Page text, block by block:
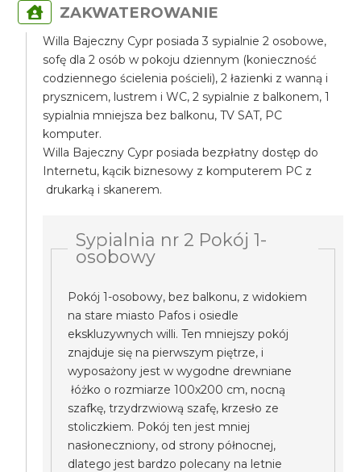
ZAKWATEROWANIE
Willa Bajeczny Cypr posiada 3 sypialnie 2 osobowe,
sofę dla 2 osób w pokoju dziennym (konieczność
codziennego ścielenia pościeli), 2 łazienki z wanną i
prysznicem, lustrem i WC, 2 sypialnie z balkonem, 1
sypialnia mniejsza bez balkonu, TV SAT, PC
komputer.
Willa Bajeczny Cypr posiada bezpłatny dostęp do
Internetu, kącik biznesowy z komputerem PC z
drukarką i skanerem.
Sypialnia nr 2 Pokój 1-
osobowy
Pokój 1-osobowy, bez balkonu, z widokiem
na stare miasto Pafos i osiedle
ekskluzywnych willi. Ten mniejszy pokój
znajduje się na pierwszym piętrze, i
wyposażony jest w wygodne drewniane
łóżko o rozmiarze 100x200 cm, nocną
szafkę, trzydrzwiową szafę, krzesło ze
stoliczkiem. Pokój ten jest mniej
nasłoneczniony, od strony północnej,
dlatego jest bardzo polecany na letnie